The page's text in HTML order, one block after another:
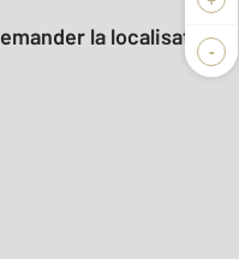
-
Demander la localisation